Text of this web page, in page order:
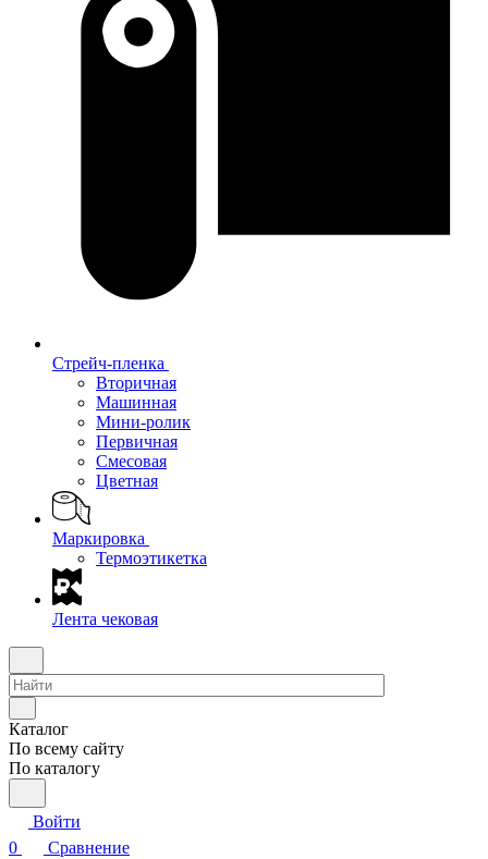
Стрейч-пленка
Вторичная
Машинная
Мини-ролик
Первичная
Смесовая
Цветная
Маркировка
Термоэтикетка
Лента чековая
Каталог
По всему сайту
По каталогу
Войти
0
Сравнение